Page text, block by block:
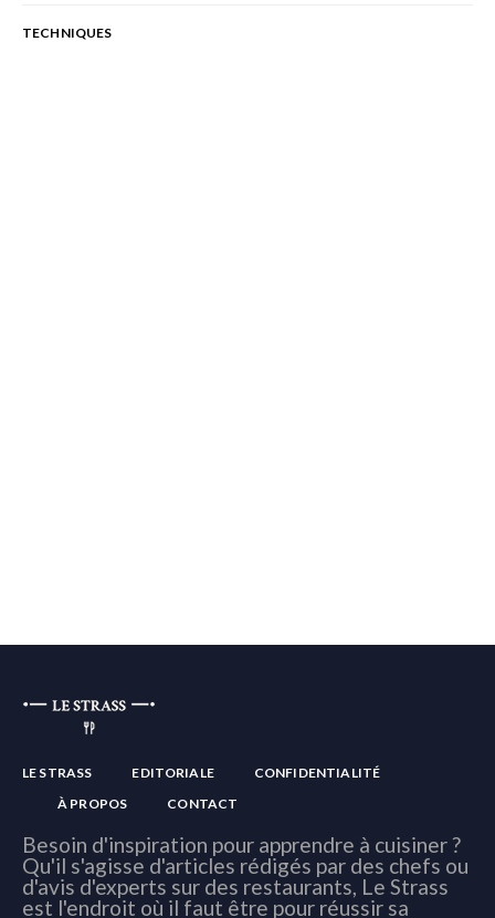
TECHNIQUES
LE STRASS EDITORIALE
CONFIDENTIALITÉ
À PROPOS
CONTACT
Besoin d'inspiration pour apprendre à cuisiner ?
Qu'il s'agisse d'articles rédigés par des chefs ou
d'avis d'experts sur des restaurants, Le Strass
est l'endroit où il faut être pour réussir sa